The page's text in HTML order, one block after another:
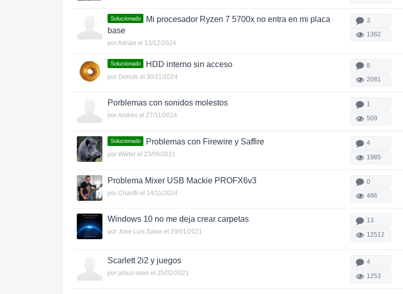
Solucionado
Mi procesador Ryzen 7 5700x no entra en mi placa
base
porAdrián el 13/12/2024
3
1362
Solucionado HDD interno sin acceso
por Donuts el 30/11/2024
8
2081
Porblemas con sonidos molestos
porAndres el 27/11/2024
1
509
Solucionado Problemas con Firewire y Saffire
por Wikter el 23/09/2021
4
1985
Problema Mixer USB Mackie PROFX6v3
por Chanfli el 14/11/2024
0
486
Windows 10 no me deja crear carpetas
por Jose Luis Salas el 29/01/2021
13
12512
Scarlett 2i2 y juegos
por jebus soen el 25/02/2021
4
1253